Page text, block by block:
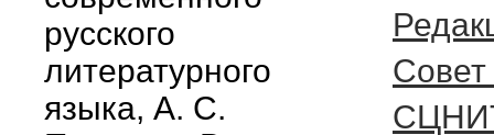
русского
литературного
языка, А. С.